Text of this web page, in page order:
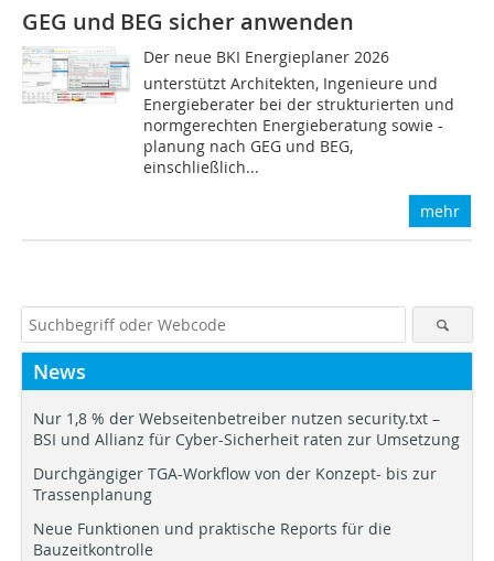
GEG und BEG sicher anwenden
Der neue BKI Energieplaner 2026
unterstützt Architekten, Ingenieure und
Energieberater bei der strukturierten und
normgerechten Energieberatung sowie -
planung nach GEG und BEG,
einschließlich...
mehr
News
Nur 1,8 % der Webseitenbetreiber nutzen security.txt –
BSI und Allianz für Cyber-Sicherheit raten zur Umsetzung
Durchgängiger TGA-Workflow von der Konzept- bis zur
Trassenplanung
Neue Funktionen und praktische Reports für die
Bauzeitkontrolle